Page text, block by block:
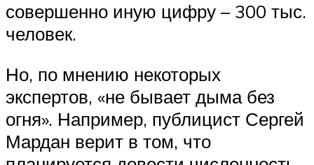
совершенно иную цифру – 300 тыс.
человек.
Но, по мнению некоторых
экспертов, «не бывает дыма без
огня». Например, публицист Сергей
Мардан верит в том, что